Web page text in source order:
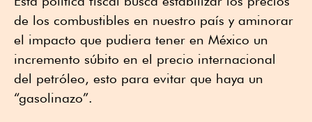
de los combustibles en nuestro país y aminorar
el impacto que pudiera tener en México un
incremento súbito en el precio internacional
del petróleo, esto para evitar que haya un
“gasolinazo”.